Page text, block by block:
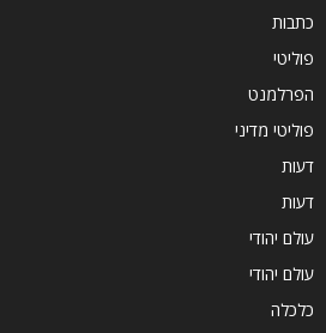
כתבות
פוליטי
הפרלמנט
פוליטי מדיני
דעות
דעות
עולם יהודי
עולם יהודי
כלכלה